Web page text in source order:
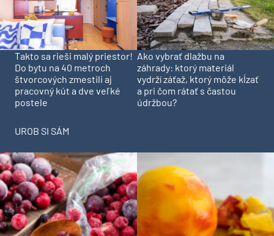
Takto sa rieši malý priestor!
Do bytu na 40 metroch
štvorcových zmestili aj
pracovný kút a dve veľké
postele
Ako vybrať dlažbu na
záhrady: ktorý materiál
vydrží záťaž, ktorý môže kĺzať
a pri čom rátať s častou
údržbou?
UROB SI SÁM